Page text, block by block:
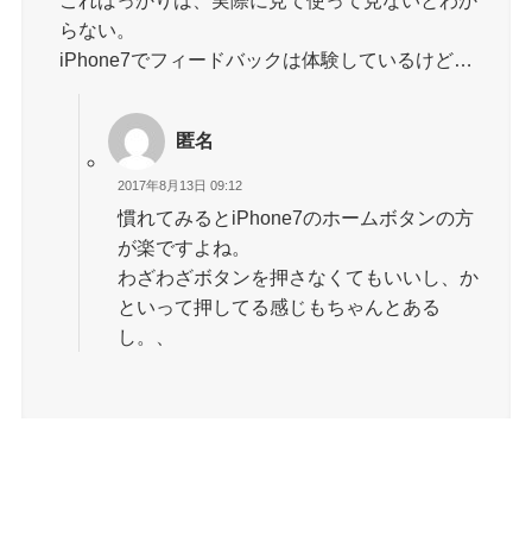
らない。
iPhone7でフィードバックは体験しているけど…
匿名
2017年8月13日 09:12
慣れてみるとiPhone7のホームボタンの方
が楽ですよね。
わざわざボタンを押さなくてもいいし、か
といって押してる感じもちゃんとある
し。、